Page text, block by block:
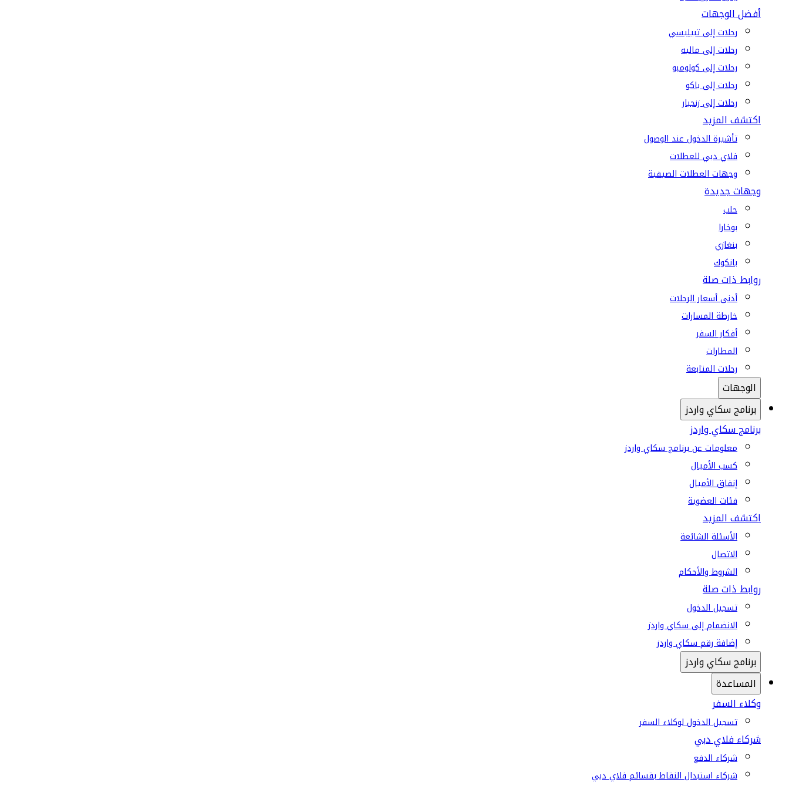
أفضل الوجهات
رحلات إلى تبيليسي
رحلات إلى ماليه
رحلات إلى كولومبو
رحلات إلى باكو
رحلات إلى زنجبار
اكتشف المزيد
تأشيرة الدخول عند الوصول
فلاي دبي للعطلات
وجهات العطلات الصيفية
وجهات جديدة
حلب
بوخارا
بنغازي
بانكوك
روابط ذات صلة
أدنى أسعار الرحلات
خارطة المسارات
أفكار السفر
المطارات
رحلات المتابعة
الوجهات
برنامج سكاي واردز
برنامج سكاي واردز
معلومات عن برنامج سكاي واردز
كسب الأميال
إنفاق الأميال
فئات العضوية
اكتشف المزيد
الأسئلة الشائعة
الاتصال
الشروط والأحكام
روابط ذات صلة
تسجيل الدخول
الانضمام إلى سكاي واردز
إضافة رقم سكاي واردز
برنامج سكاي واردز
المساعدة
وكلاء السفر
تسجيل الدخول لوكلاء السفر
شركاء فلاي دبي
شركاء الدفع
شركاء استبدال النقاط بقسائم فلاي دبي